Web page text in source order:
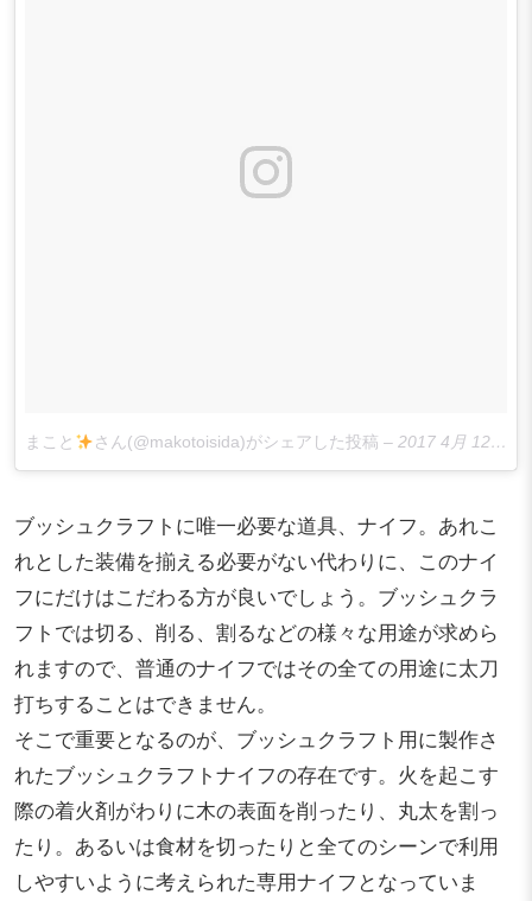
まこと さん(@makotoisida)がシェアした投稿 – 2017 4月 12 10:54午後 PDT
ブッシュクラフトに唯一必要な道具、ナイフ。あれこ
れとした装備を揃える必要がない代わりに、このナイ
フにだけはこだわる方が良いでしょう。ブッシュクラ
フトでは切る、削る、割るなどの様々な用途が求めら
れますので、普通のナイフではその全ての用途に太刀
打ちすることはできません。
そこで重要となるのが、ブッシュクラフト用に製作さ
れたブッシュクラフトナイフの存在です。火を起こす
際の着火剤がわりに木の表面を削ったり、丸太を割っ
たり。あるいは食材を切ったりと全てのシーンで利用
しやすいように考えられた専用ナイフとなっていま